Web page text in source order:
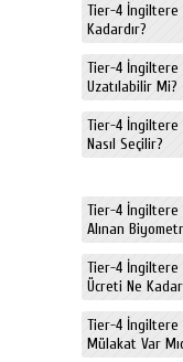
Tier-4 İngiltere
Kadardır?
Tier-4 İngiltere
Uzatılabilir Mi?
Tier-4 İngiltere
Nasıl Seçilir?
Tier-4 İngiltere
Alınan
Tier-4 İngiltere
Ücreti Ne
Tier-4 İngiltere
Mülakat Var